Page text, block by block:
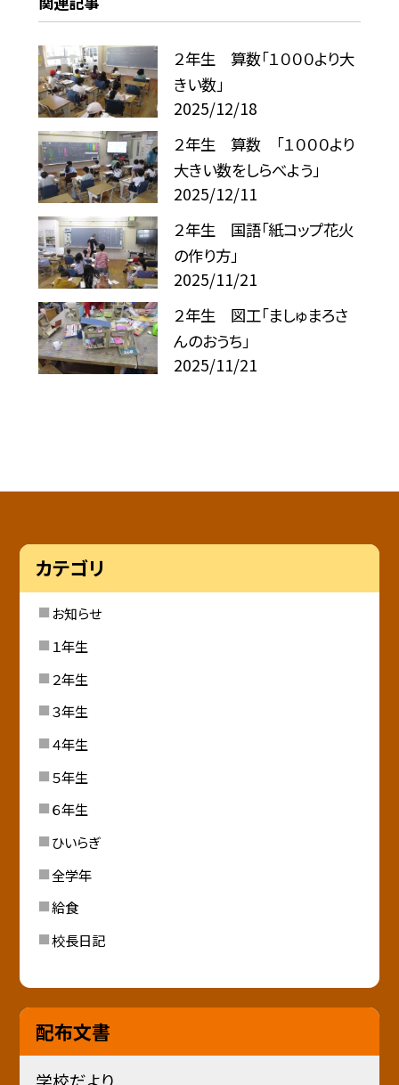
２年生 算数「１０００より大
きい数」
2025/12/18
２年生 算数 「１０００より
大きい数をしらべよう」
2025/12/11
２年生 国語「紙コップ花火
の作り方」
2025/11/21
２年生 図工「ましゅまろさ
んのおうち」
2025/11/21
カテゴリ
お知らせ
１年生
２年生
３年生
４年生
５年生
６年生
ひいらぎ
全学年
給食
校長日記
配布文書
学校だより